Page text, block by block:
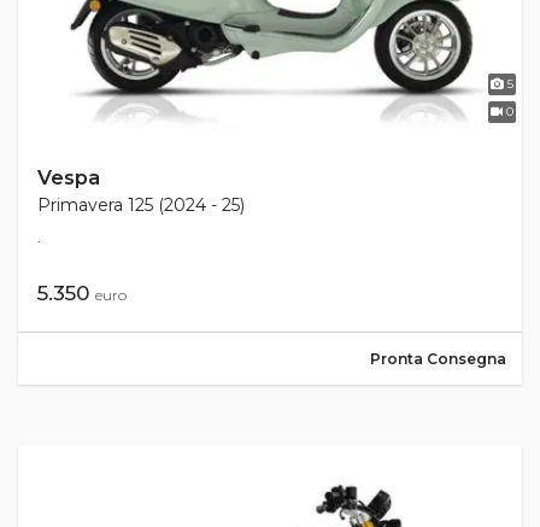
5
0
Vespa
Primavera 125 (2024 - 25)
.
5.350 euro
Pronta Consegna